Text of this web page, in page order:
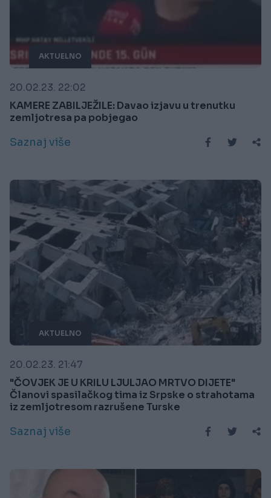
AKTUELNO
20.02.23. 22:02
KAMERE ZABILJEŽILE: Davao izjavu u trenutku
zemljotresa pa pobjegao
Saznaj više
AKTUELNO
20.02.23. 21:47
"ČOVJEK JE U KRILU LJULJAO MRTVO DIJETE"
Članovi spasilačkog tima iz Srpske o strahotama
iz zemljotresom razrušene Turske
Saznaj više